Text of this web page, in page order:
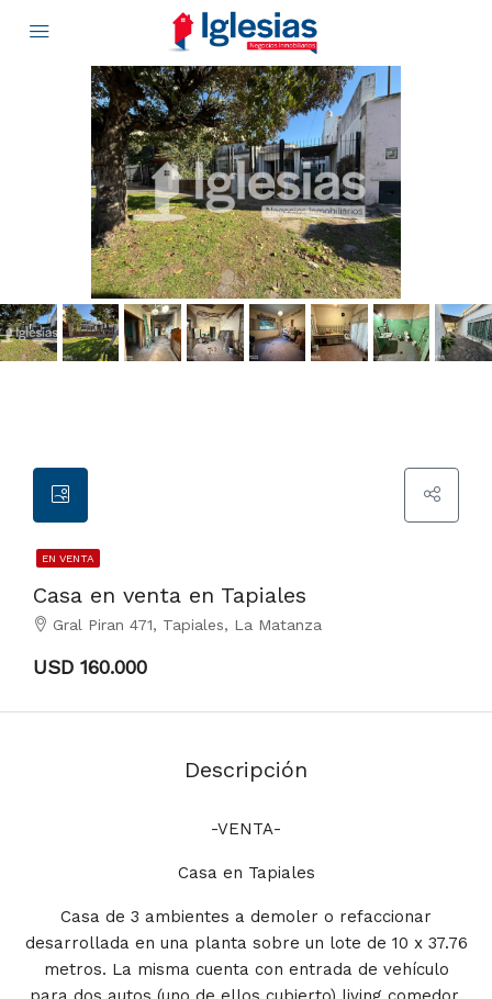
EN VENTA
Casa en venta en Tapiales
Gral Piran 471, Tapiales, La Matanza
USD 160.000
Descripción
-VENTA-
Casa en Tapiales
Casa de 3 ambientes a demoler o refaccionar
desarrollada en una planta sobre un lote de 10 x 37.76
metros. La misma cuenta con entrada de vehículo